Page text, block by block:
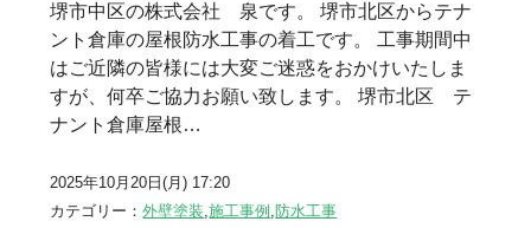
堺市中区の株式会社 泉です。 堺市北区からテナ
ント倉庫の屋根防水工事の着工です。 工事期間中
はご近隣の皆様には大変ご迷惑をおかけいたしま
すが、何卒ご協力お願い致します。 堺市北区 テ
ナント倉庫屋根…
2025年10月20日(月) 17:20
カテゴリー：外壁塗装,施工事例 ,防水工事